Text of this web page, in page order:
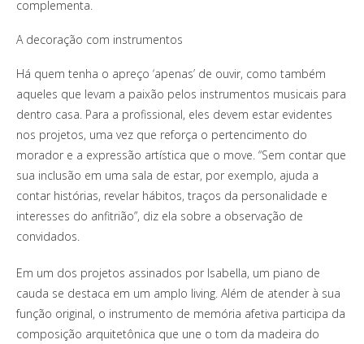
complementa.
A decoração com instrumentos
Há quem tenha o apreço ‘apenas’ de ouvir, como também
aqueles que levam a paixão pelos instrumentos musicais para
dentro casa. Para a profissional, eles devem estar evidentes
nos projetos, uma vez que reforça o pertencimento do
morador e a expressão artística que o move. “Sem contar que
sua inclusão em uma sala de estar, por exemplo, ajuda a
contar histórias, revelar hábitos, traços da personalidade e
interesses do anfitrião”, diz ela sobre a observação de
convidados.
Em um dos projetos assinados por Isabella, um piano de
cauda se destaca em um amplo living. Além de atender à sua
função original, o instrumento de memória afetiva participa da
composição arquitetônica que une o tom da madeira do